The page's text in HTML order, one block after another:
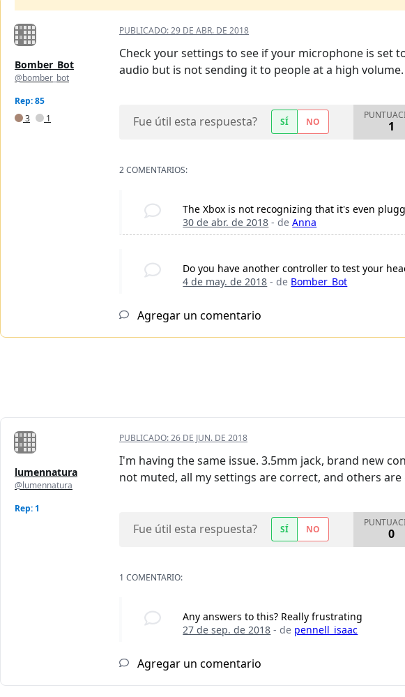
Bomber_Bot
@bomber_bot
Rep: 85
3
1
PUBLICADO:29 DE ABR. DE 2018
Check your settings to see if your microphone is set
audio but is not sending it to people at a high volume.
Fue útil esta respuesta? SÍ NO 1
2 COMENTARIOS:
The Xbox is not recognizing that it's even
30 de abr. de 2018 - deAnna
Do you have another controller to test your
4 de may. de 2018 - de Bomber_Bot
Agregar un comentario
lumennatura
@lumennatura
Rep: 1
PUBLICADO:26 DE JUN. DE 2018
I'm having the same issue. 3.5mm jack, brand new
not muted, all my settings are correct, and others
Fue útil esta respuesta? SÍ NO 0
1 COMENTARIO:
Any answers to this? Really frustrating
27 de sep. de 2018 - de pennell_isaac
Agregar un comentario